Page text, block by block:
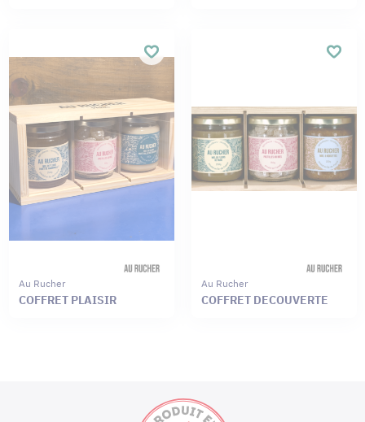
Au Rucher
COFFRET PLAISIR
Au Rucher
COFFRET DECOUVERTE